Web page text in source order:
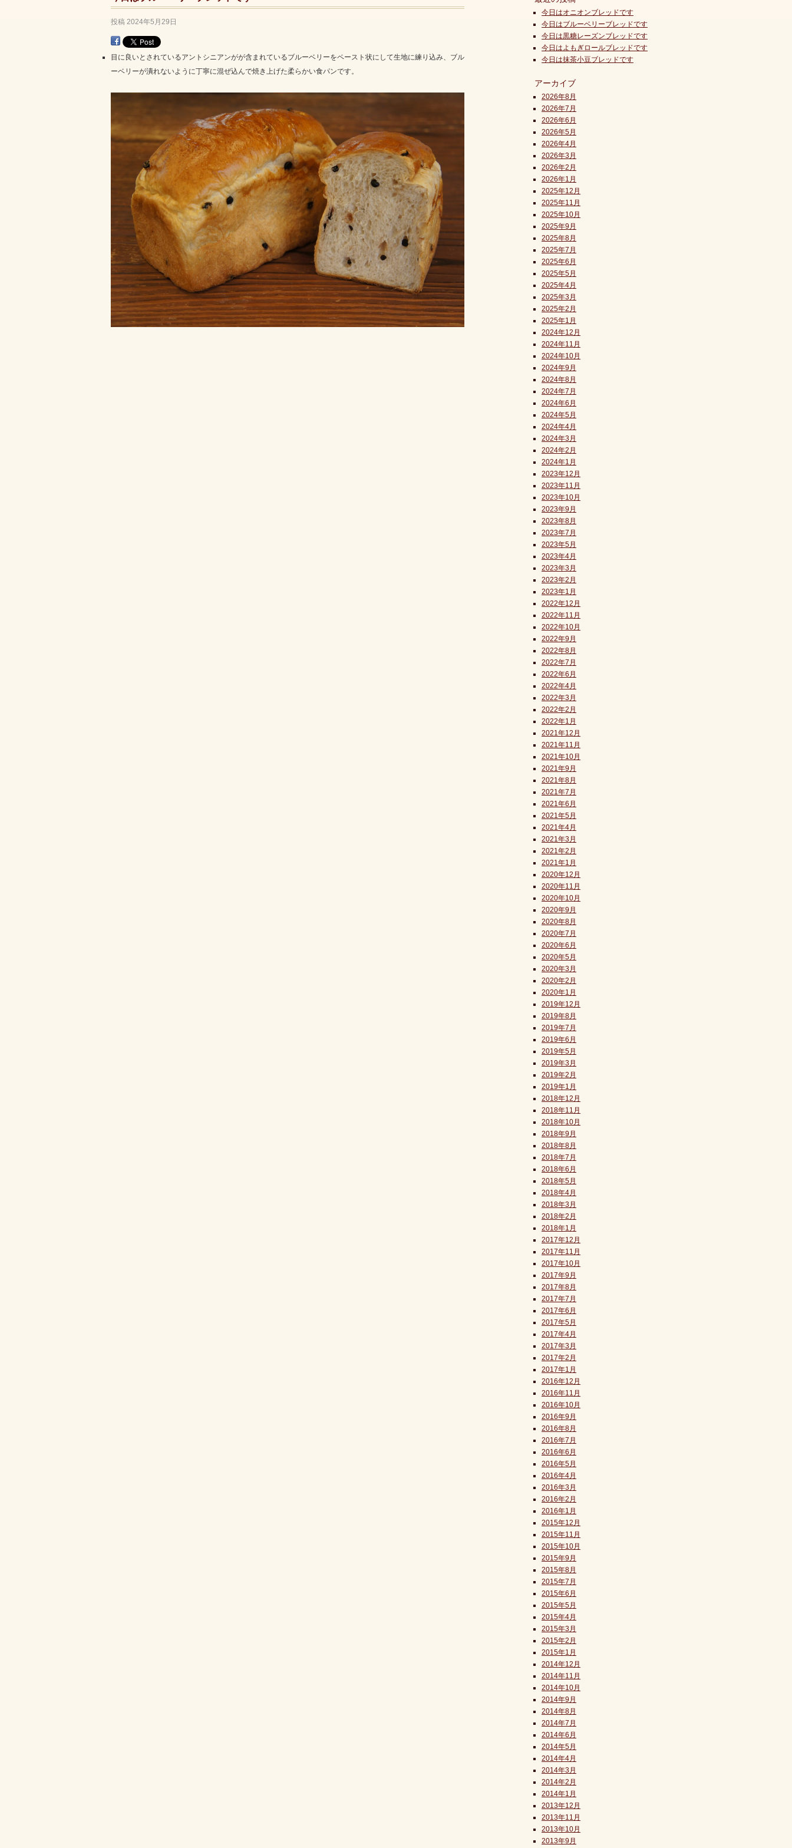
今日はオニオンブレッドです
今日はブルーベリーブレッドです
今日は黒糖レーズンブレッドです
今日はよもぎロールブレッドです
今日は抹茶小豆ブレッドです
アーカイブ
2026年8月
2026年7月
2026年6月
2026年5月
2026年4月
2026年3月
2026年2月
2026年1月
2025年12月
2025年11月
2025年10月
2025年9月
2025年8月
2025年7月
2025年6月
2025年5月
2025年4月
2025年3月
2025年2月
2025年1月
2024年12月
2024年11月
2024年10月
2024年9月
2024年8月
2024年7月
2024年6月
2024年5月
2024年4月
2024年3月
2024年2月
2024年1月
2023年12月
2023年11月
2023年10月
2023年9月
2023年8月
2023年7月
2023年5月
2023年4月
2023年3月
2023年2月
2023年1月
2022年12月
2022年11月
2022年10月
2022年9月
2022年8月
2022年7月
2022年6月
2022年4月
2022年3月
2022年2月
2022年1月
2021年12月
2021年11月
2021年10月
2021年9月
2021年8月
2021年7月
2021年6月
2021年5月
2021年4月
2021年3月
2021年2月
2021年1月
2020年12月
2020年11月
2020年10月
2020年9月
2020年8月
2020年7月
2020年6月
2020年5月
2020年3月
2020年2月
2020年1月
2019年12月
2019年8月
2019年7月
2019年6月
2019年5月
2019年3月
2019年2月
2019年1月
2018年12月
2018年11月
2018年10月
2018年9月
2018年8月
2018年7月
2018年6月
2018年5月
2018年4月
2018年3月
2018年2月
2018年1月
2017年12月
2017年11月
2017年10月
2017年9月
2017年8月
2017年7月
2017年6月
2017年5月
2017年4月
2017年3月
2017年2月
2017年1月
2016年12月
2016年11月
2016年10月
2016年9月
2016年8月
2016年7月
2016年6月
2016年5月
2016年4月
2016年3月
2016年2月
2016年1月
2015年12月
2015年11月
2015年10月
2015年9月
2015年8月
2015年7月
2015年6月
2015年5月
2015年4月
2015年3月
2015年2月
2015年1月
2014年12月
2014年11月
2014年10月
2014年9月
2014年8月
2014年7月
2014年6月
2014年5月
2014年4月
2014年3月
2014年2月
2014年1月
2013年12月
2013年11月
2013年10月
2013年9月
投稿 2024年5月29日
目に良いとされているアントシニアンがが含まれているブルーベリーをペースト状にして生地に練り込み、ブル
ーベリーが潰れないように丁寧に混ぜ込んで焼き上げた柔らかい食パンです。